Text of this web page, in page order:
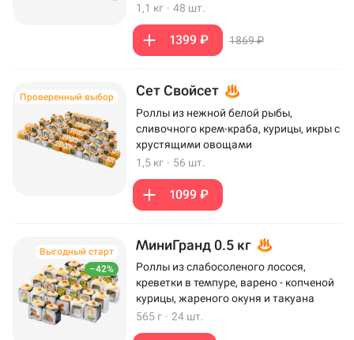
1,1 кг · 48 шт.
1399 ₽ 1869 ₽
Проверенный выбор Сет Свойсет
Роллы из нежной белой рыбы,
сливочного крем-краба, курицы, икры с
хрустящими овощами
1,5 кг · 56 шт.
1099 ₽
–42%
Выгодный старт МиниГранд 0.5 кг
Роллы из слабосоленого лосося,
креветки в темпуре, варено - копченой
курицы, жареного окуня и такуана
565 г · 24 шт.